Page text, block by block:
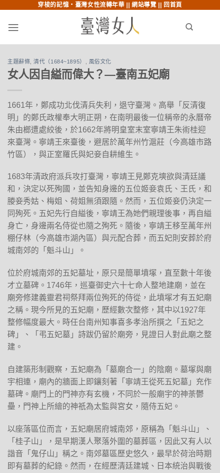
跳至內文
跳至索引列穿梭的記憶‧臺灣女性流轉年華 ||網站導覽 || 回首頁
主題辭條 ,清代（1684~1895） 風俗文化
女人因自縊而偉大？—臺南五妃廟
1661年，鄭成功北伐清兵失利，退守臺灣。高舉「反清復
明」的鄭氏政權奉大明正朔，在南明最後一位稱帝的永曆帝
朱由榔遭處絞後，於1662年將明皇室末室寧靖王朱術桂迎
來臺灣。寧靖王來臺後，避居於萬年州竹滬莊（今高雄市路
竹區），與正室羅氏與妃妾自耕維生。
1683年清政府派兵攻打臺灣，寧靖王見鄭克塽欲與清廷議
和，決定以死殉國，並告知身邊的五位姬妾袁氏、王氏，和
媵妾秀姑、梅姐、荷姐無須跟隨。然而，五位姬妾仍決定一
同殉死。五妃先行自縊後，寧靖王為她們親理後事，再自縊
身亡，身邊兩名侍從也隨之殉死。隨後，寧靖王移至萬年州
棚仔林（今高雄市湖內區）與元配合葬，而五妃則安葬於府
城南郊的「魁斗山」。
位於府城南郊的五妃墓址，原只是簡單墳塚，直至數十年後
才立墓碑。1746年，巡臺御史六十七命人整地建廟，並在
廟旁修建義靈君祠祭拜兩位殉死的侍從，此墳塚才有五妃廟
之稱。現今所見的五妃廟，歷經數次整修，其中以1927年
整修幅度最大。時任台南州知事喜多孝治所撰之「五妃之
碑」、「弔五妃墓」詩跋仍留於廟旁，見證日人對此廟之整
建。
自建築形制觀察，五妃廟為「墓廟合一」的陰廟。墓塚與廟
宇相連，廟內的牆面上即鑲刻著「寧靖王從死五妃墓」充作
墓碑。廟門上的門神亦有玄機，不同於一般廟宇的神荼鬱
壘，門神上所繪的神祇為太監與宮女，隨侍五妃。
以座落區位而言，五妃廟居府城南郊，原稱為「魁斗山」、
「桂子山」，是早期漢人聚落外圍的墓葬區，因此又有人以
諧音「鬼仔山」稱之。南郊墓區歷史悠久，最早於荷治時期
即有墓葬的紀錄。然而，在經歷清廷建城、日本統治與戰後